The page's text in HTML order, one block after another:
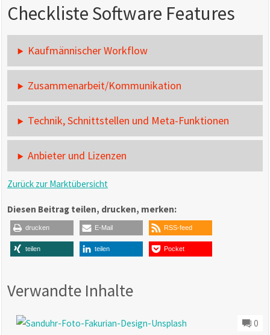
Checkliste Software Features
Kaufmännischer Workflow
Zusammenarbeit/Kommunikation
Technik, Schnittstellen und Meta-Funktionen
Anbieter und Lizenzen
Zurück zur Marktübersicht
Diesen Beitrag teilen, drucken, merken:
drucken E-Mail RSS-feed
teilen teilen Pocket
Verwandte Inhalte
0